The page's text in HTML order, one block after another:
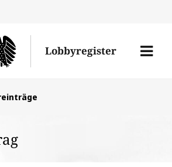
Lobbyregister
Menü